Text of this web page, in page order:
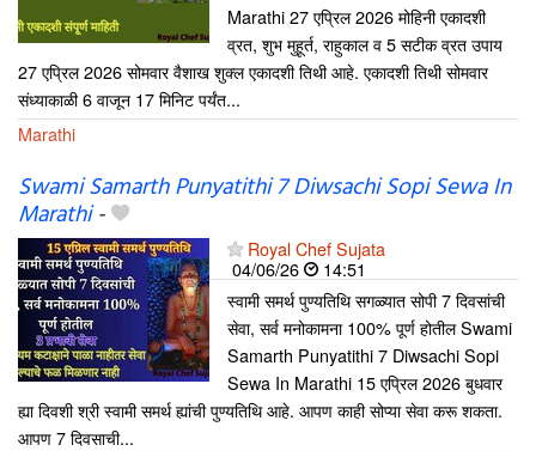
Marathi 27 एप्रिल 2026 मोहिनी एकादशी
व्रत, शुभ मुहूर्त, राहुकाल व 5 सटीक व्रत उपाय
27 एप्रिल 2026 सोमवार वैशाख शुक्ल एकादशी तिथी आहे. एकादशी तिथी सोमवार
संध्याकाळी 6 वाजून 17 मिनिट पर्यंत...
Marathi
Swami Samarth Punyatithi 7 Diwsachi Sopi Sewa In
Marathi-
Royal Chef Sujata
04/06/26
14:51
स्वामी समर्थ पुण्यतिथि सगळ्यात सोपी 7 दिवसांची
सेवा, सर्व मनोकामना 100% पूर्ण होतील Swami
Samarth Punyatithi 7 Diwsachi Sopi
Sewa In Marathi 15 एप्रिल 2026 बुधवार
ह्या दिवशी श्री स्वामी समर्थ ह्यांची पुण्यतिथि आहे. आपण काही सोप्या सेवा करू शकता.
आपण 7 दिवसाची...